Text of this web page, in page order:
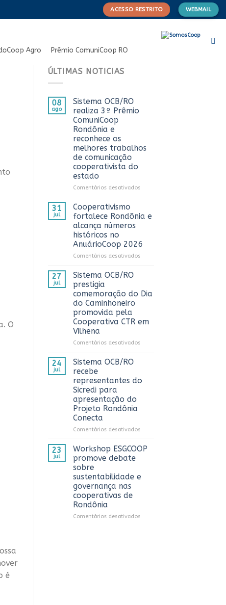
ACESSO RESTRITO WEBMAIL
Agro Prêmio ComuniCoop RO
O
é
ÚLTIMAS NOTICIAS
08
ago
Sistema OCB/RO
realiza 3º Prêmio
ComuniCoop
Rondônia e
reconhece os
melhores trabalhos
de comunicação
cooperativista do
estado
Comentários desativadosem
3º
Rondônia
e
de
do
31
jul
Cooperativismo
fortalece Rondônia e
alcança números
históricos no
AnuárioCoop 2026
Comentários desativadosem
alcança
no
27
jul
Sistema OCB/RO
prestigia
comemoração do Dia
do Caminhoneiro
promovida pela
Cooperativa CTR em
Vilhena
Comentários desativadosem
do
em
24
jul
Sistema OCB/RO
recebe
representantes do
Sicredi para
apresentação do
Projeto Rondônia
Conecta
Comentários desativadosem
OCB/RO
Sicredi
23
jul
Workshop ESGCOOP
promove debate
sobre
sustentabilidade e
governança nas
cooperativas de
Rondônia
Comentários desativadosem